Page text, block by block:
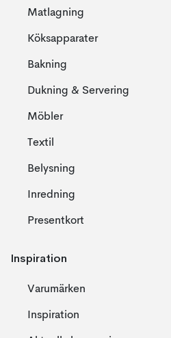
Matlagning
Köksapparater
Bakning
Dukning & Servering
Möbler
Textil
Belysning
Inredning
Presentkort
Inspiration
Varumärken
Inspiration